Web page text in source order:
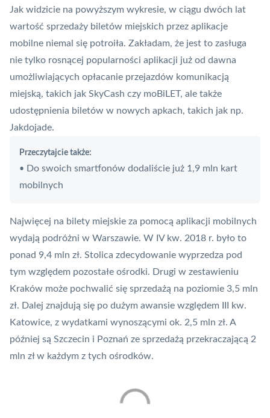
Jak widzicie na powyższym wykresie, w ciągu dwóch lat
wartość sprzedaży biletów miejskich przez aplikacje
mobilne niemal się potroiła. Zakładam, że jest to zasługa
nie tylko rosnącej popularności aplikacji już od dawna
umożliwiających opłacanie przejazdów komunikacją
miejską, takich jak SkyCash czy moBiLET, ale także
udostępnienia biletów w nowych apkach, takich jak np.
Jakdojade.
Przeczytajcie także:
• Do swoich smartfonów dodaliście już 1,9 mln kart
mobilnych
Najwięcej na bilety miejskie za pomocą aplikacji mobilnych
wydają podróżni w Warszawie. W IV kw. 2018 r. było to
ponad 9,4 mln zł. Stolica zdecydowanie wyprzedza pod
tym względem pozostałe ośrodki. Drugi w zestawieniu
Kraków może pochwalić się sprzedażą na poziomie 3,5 mln
zł. Dalej znajdują się po dużym awansie względem III kw.
Katowice, z wydatkami wynoszącymi ok. 2,5 mln zł. A
później są Szczecin i Poznań ze sprzedażą przekraczającą 2
mln zł w każdym z tych ośrodków.